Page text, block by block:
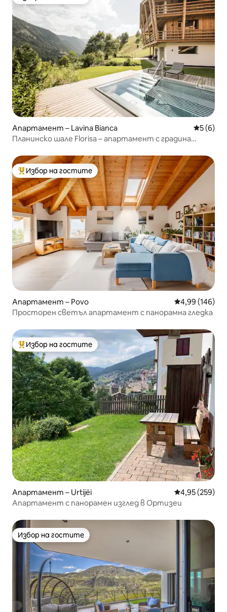
Апартамент – Lavina Bianca Средна
5 (6)
Планинско шале Florisa – апартамент с градина
Най-популярен избор на гостите
Избор на гостите
Апартамент – Povo Средна
4,99 (146)
Просторен светъл апартамент с панорамна гледка
Най-популярен избор на гостите
Избор на гостите
Апартамент – Urtijëi Средна
4,95 (259)
Апартамент с панорамен изглед в Ортизеи
Избор на гостите
Избор на гостите